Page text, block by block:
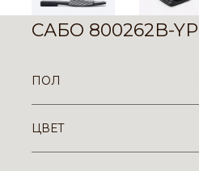
САБО 800262B-YP
ПОЛ
ЦВЕТ